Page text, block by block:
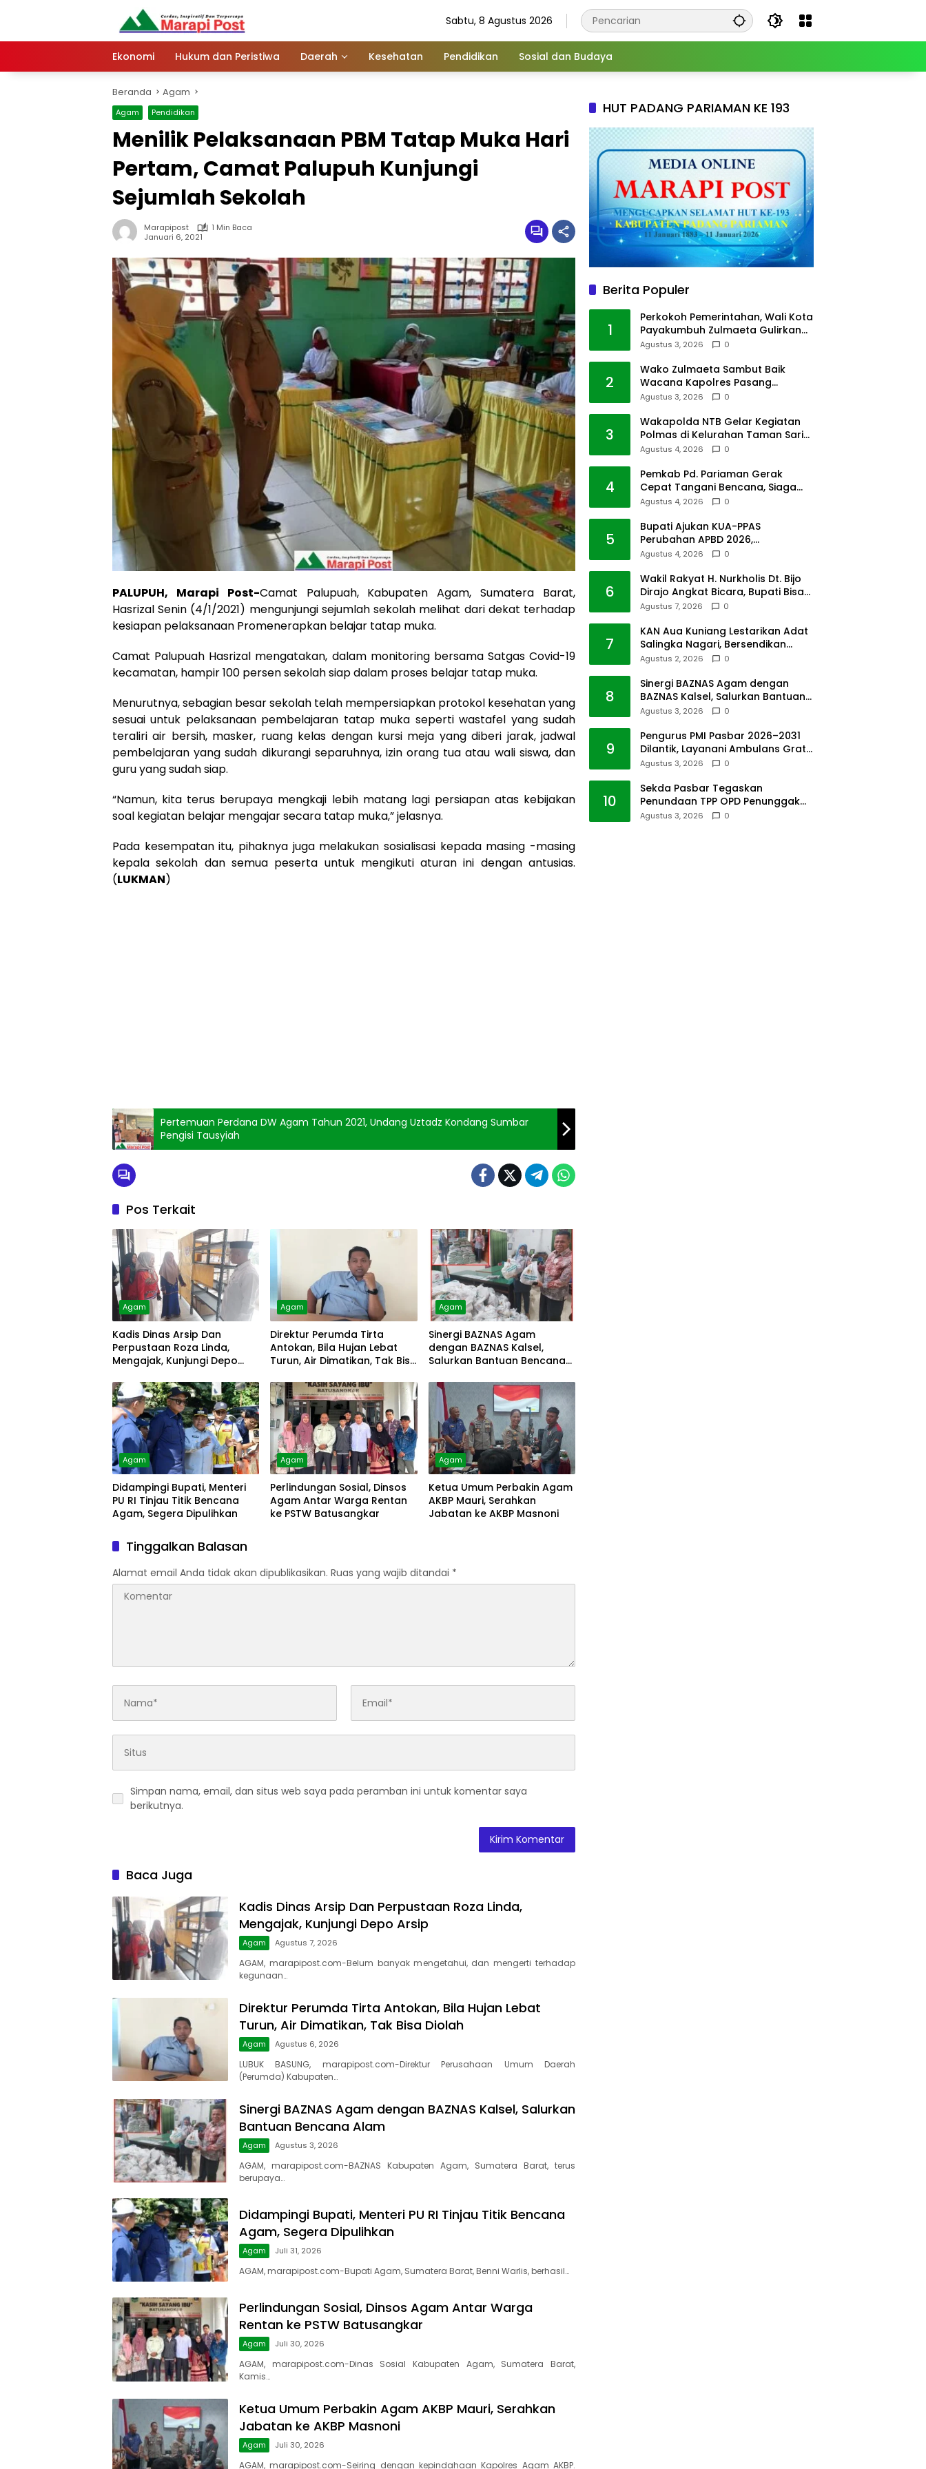
Sabtu, 8 Agustus 2026
Ekonomi Hukum dan Peristiwa Daerah Kesehatan Pendidikan Sosial dan Budaya
Beranda Agam
Agam Pendidikan
Menilik Pelaksanaan PBM Tatap Muka Hari
Pertam, Camat Palupuh Kunjungi
Sejumlah Sekolah
Marapipost
1 Min Baca
Januari 6, 2021
PALUPUH, Marapi Post-Camat Palupuah, Kabupaten Agam, Sumatera Barat,
Hasrizal Senin (4/1/2021) mengunjungi sejumlah sekolah melihat dari dekat terhadap
kesiapan pelaksanaan Promenerapkan belajar tatap muka.
Camat Palupuah Hasrizal mengatakan, dalam monitoring bersama Satgas Covid-19
kecamatan, hampir 100 persen sekolah siap dalam proses belajar tatap muka.
Menurutnya, sebagian besar sekolah telah mempersiapkan protokol kesehatan yang
sesuai untuk pelaksanaan pembelajaran tatap muka seperti wastafel yang sudah
teraliri air bersih, masker, ruang kelas dengan kursi meja yang diberi jarak, jadwal
pembelajaran yang sudah dikurangi separuhnya, izin orang tua atau wali siswa, dan
guru yang sudah siap.
“Namun, kita terus berupaya mengkaji lebih matang lagi persiapan atas kebijakan
soal kegiatan belajar mengajar secara tatap muka,” jelasnya.
Pada kesempatan itu, pihaknya juga melakukan sosialisasi kepada masing -masing
kepala sekolah dan semua peserta untuk mengikuti aturan ini dengan antusias.
(LUKMAN)
Pertemuan Perdana DW Agam Tahun 2021, Undang Uztadz Kondang Sumbar
Pengisi Tausyiah
Pos Terkait
Agam
Kadis Dinas Arsip Dan
Perpustaan Roza Linda,
Mengajak, Kunjungi Depo
Agam
Direktur Perumda Tirta
Antokan, Bila Hujan Lebat
Turun, Air Dimatikan, Tak Bisa
Agam
Sinergi BAZNAS Agam
dengan BAZNAS Kalsel,
Salurkan Bantuan Bencana
Agam
Didampingi Bupati, Menteri
PU RI Tinjau Titik Bencana
Agam, Segera Dipulihkan
Agam
Perlindungan Sosial, Dinsos
Agam Antar Warga Rentan
ke PSTW Batusangkar
Agam
Ketua Umum Perbakin Agam
AKBP Mauri, Serahkan
Jabatan ke AKBP Masnoni
Tinggalkan Balasan
Alamat email Anda tidak akan dipublikasikan. Ruas yang wajib ditandai *
Simpan nama, email, dan situs web saya pada peramban ini untuk komentar saya
berikutnya.
Baca Juga
Kadis Dinas Arsip Dan Perpustaan Roza Linda,
Mengajak, Kunjungi Depo Arsip
Agam Agustus 7, 2026
AGAM, marapipost.com-Belum banyak mengetahui, dan mengerti terhadap
kegunaan…
Direktur Perumda Tirta Antokan, Bila Hujan Lebat
Turun, Air Dimatikan, Tak Bisa Diolah
Agam Agustus 6, 2026
LUBUK BASUNG, marapipost.com-Direktur Perusahaan Umum Daerah
(Perumda) Kabupaten…
Sinergi BAZNAS Agam dengan BAZNAS Kalsel, Salurkan
Bantuan Bencana Alam
Agam Agustus 3, 2026
AGAM, marapipost.com-BAZNAS Kabupaten Agam, Sumatera Barat, terus
berupaya…
Didampingi Bupati, Menteri PU RI Tinjau Titik Bencana
Agam, Segera Dipulihkan
Agam Juli 31, 2026
AGAM, marapipost.com-Bupati Agam, Sumatera Barat, Benni Warlis, berhasil…
Perlindungan Sosial, Dinsos Agam Antar Warga
Rentan ke PSTW Batusangkar
Agam Juli 30, 2026
AGAM, marapipost.com-Dinas Sosial Kabupaten Agam, Sumatera Barat,
Kamis…
Ketua Umum Perbakin Agam AKBP Mauri, Serahkan
Jabatan ke AKBP Masnoni
Agam Juli 30, 2026
AGAM, marapipost.com-Seiring dengan kepindahaan Kapolres Agam AKBP.
HUT PADANG PARIAMAN KE 193
Berita Populer
1
Perkokoh Pemerintahan, Wali Kota
Payakumbuh Zulmaeta Gulirkan
Jabatan
Agustus 3, 2026 0
2
Wako Zulmaeta Sambut Baik
Wacana Kapolres Pasang
Kamera Pantau Lalin
Agustus 3, 2026 0
3
Wakapolda NTB Gelar Kegiatan
Polmas di Kelurahan Taman Sari
Ampenan
Agustus 4, 2026 0
4
Pemkab Pd. Pariaman Gerak
Cepat Tangani Bencana, Siaga
Cuaca Ekstrem
Agustus 4, 2026 0
5
Bupati Ajukan KUA-PPAS
Perubahan APBD 2026,
Pendapatan Pasbar Naik 15
Agustus 4, 2026 0
6
Wakil Rakyat H. Nurkholis Dt. Bijo
Dirajo Angkat Bicara, Bupati Bisa
Digugat
Agustus 7, 2026 0
7
KAN Aua Kuniang Lestarikan Adat
Salingka Nagari, Bersendikan
Kitabullah
Agustus 2, 2026 0
8
Sinergi BAZNAS Agam dengan
BAZNAS Kalsel, Salurkan Bantuan
Bencana Alam
Agustus 3, 2026 0
9
Pengurus PMI Pasbar 2026–2031
Dilantik, Layanani Ambulans Gratis
ke Padang
Agustus 3, 2026 0
10
Sekda Pasbar Tegaskan
Penundaan TPP OPD Penunggak
Pajak Kendaraan Dinas
Agustus 3, 2026 0